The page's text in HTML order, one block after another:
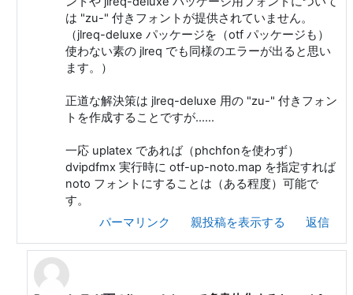
は "zu-" 付きフォントが提供されていません。
（jlreq-deluxe パッケージを（otf パッケージも）
使わない素の jlreq でも同様のエラーが出ると思い
ます。）
正道な解決策は jlreq-deluxe 用の "zu-" 付きフォン
トを作成することですが……
一応 uplatex であれば（phchfonを使わず）
dvipdfmx 実行時に otf-up-noto.map を指定すれば
noto フォントにすることは（ある程度）可能で
す。
パーマリンク
親投稿を表示する 返信